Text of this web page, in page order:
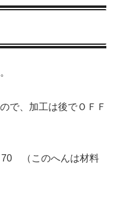
で、加工は後でＯＦＦ
（このへんは材料